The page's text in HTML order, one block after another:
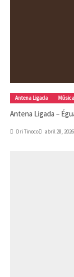
Antena Ligada Música
Antena Ligada –
Dri Tinoco abril 28, 2026